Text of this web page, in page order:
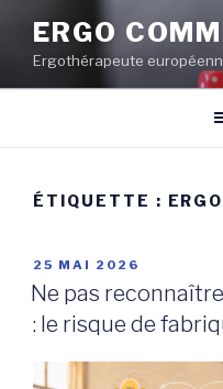
contenu
principal
ERGO
Ergothérapeute
ÉTIQUETTE :
PUBLIÉ
LE
25 MAI 2026
Ne pas
: le risque de